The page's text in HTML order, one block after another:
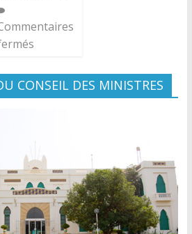
CONSEIL DES MINISTRES